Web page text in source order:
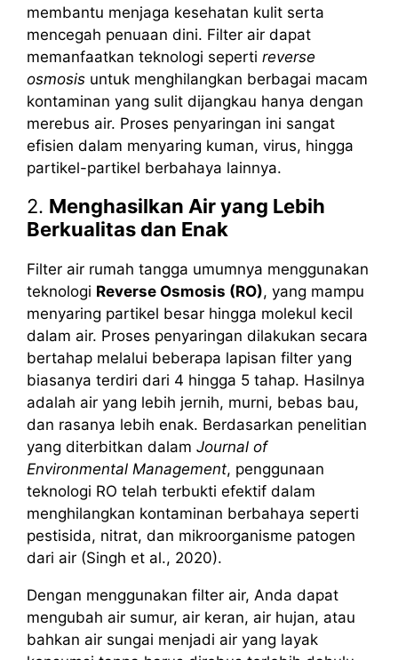
membantu menjaga kesehatan kulit serta
mencegah penuaan dini. Filter air dapat
memanfaatkan teknologi seperti reverse
osmosis untuk menghilangkan berbagai macam
kontaminan yang sulit dijangkau hanya dengan
merebus air. Proses penyaringan ini sangat
efisien dalam menyaring kuman, virus, hingga
partikel-partikel berbahaya lainnya.
2. Menghasilkan Air yang Lebih
Berkualitas dan Enak
Filter air rumah tangga umumnya menggunakan
teknologi Reverse Osmosis (RO), yang mampu
menyaring partikel besar hingga molekul kecil
dalam air. Proses penyaringan dilakukan secara
bertahap melalui beberapa lapisan filter yang
biasanya terdiri dari 4 hingga 5 tahap. Hasilnya
adalah air yang lebih jernih, murni, bebas bau,
dan rasanya lebih enak. Berdasarkan penelitian
yang diterbitkan dalam Journal of
Environmental Management, penggunaan
teknologi RO telah terbukti efektif dalam
menghilangkan kontaminan berbahaya seperti
pestisida, nitrat, dan mikroorganisme patogen
dari air (Singh et al., 2020).
Dengan menggunakan filter air, Anda dapat
mengubah air sumur, air keran, air hujan, atau
bahkan air sungai menjadi air yang layak